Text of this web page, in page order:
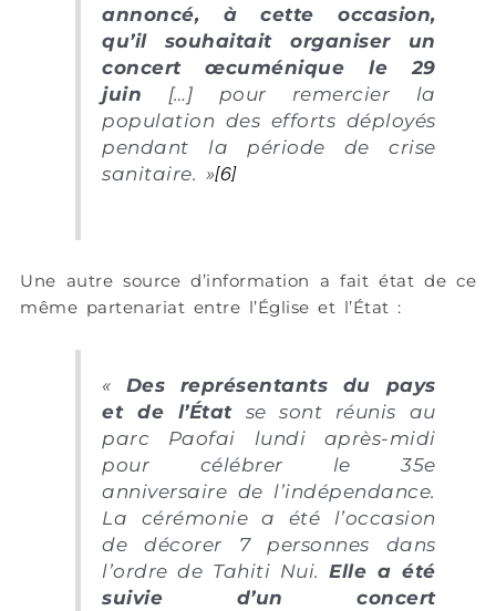
annoncé, à cette occasion,
qu’il souhaitait organiser un
concert œcuménique le 29
juin […] pour remercier la
population des efforts déployés
pendant la période de crise
sanitaire. »[6]
Une autre source d’information a fait état de ce
même partenariat entre l’Église et l’État :
« Des représentants du pays
et de l’Étatse sont réunis au
parc Paofai lundi après-midi
pour célébrer le 35e
anniversaire de l’indépendance.
La cérémonie a été l’occasion
de décorer 7 personnes dans
l’ordre de Tahiti Nui.Elle a été
suivie d’un concert